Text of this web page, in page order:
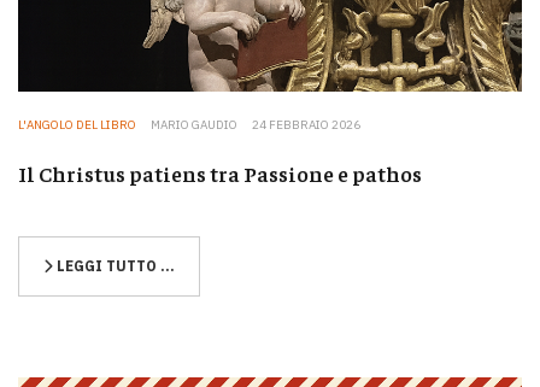
L'ANGOLO DEL LIBRO MARIO GAUDIO 24 FEBBRAIO 2026
Il Christus patiens tra Passione e pathos
LEGGI TUTTO …